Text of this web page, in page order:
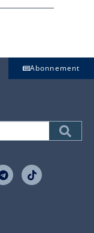
Abonnement